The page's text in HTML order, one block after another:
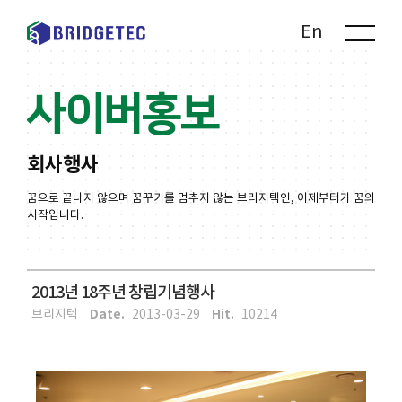
En
사이버홍보
회사행사
꿈으로 끝나지 않으며 꿈꾸기를 멈추지 않는 브리지텍인, 이제부터가 꿈의
시작입니다.
2013년 18주년 창립기념행사
브리지텍 Date. 2013-03-29 Hit. 10214